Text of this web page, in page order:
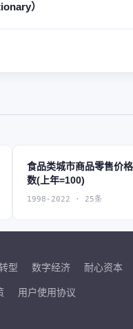
）
食品类城市商品零售价
数(上年=100)
1998-2022 · 25条
型 数字经济 耐心资本
用户使用协议